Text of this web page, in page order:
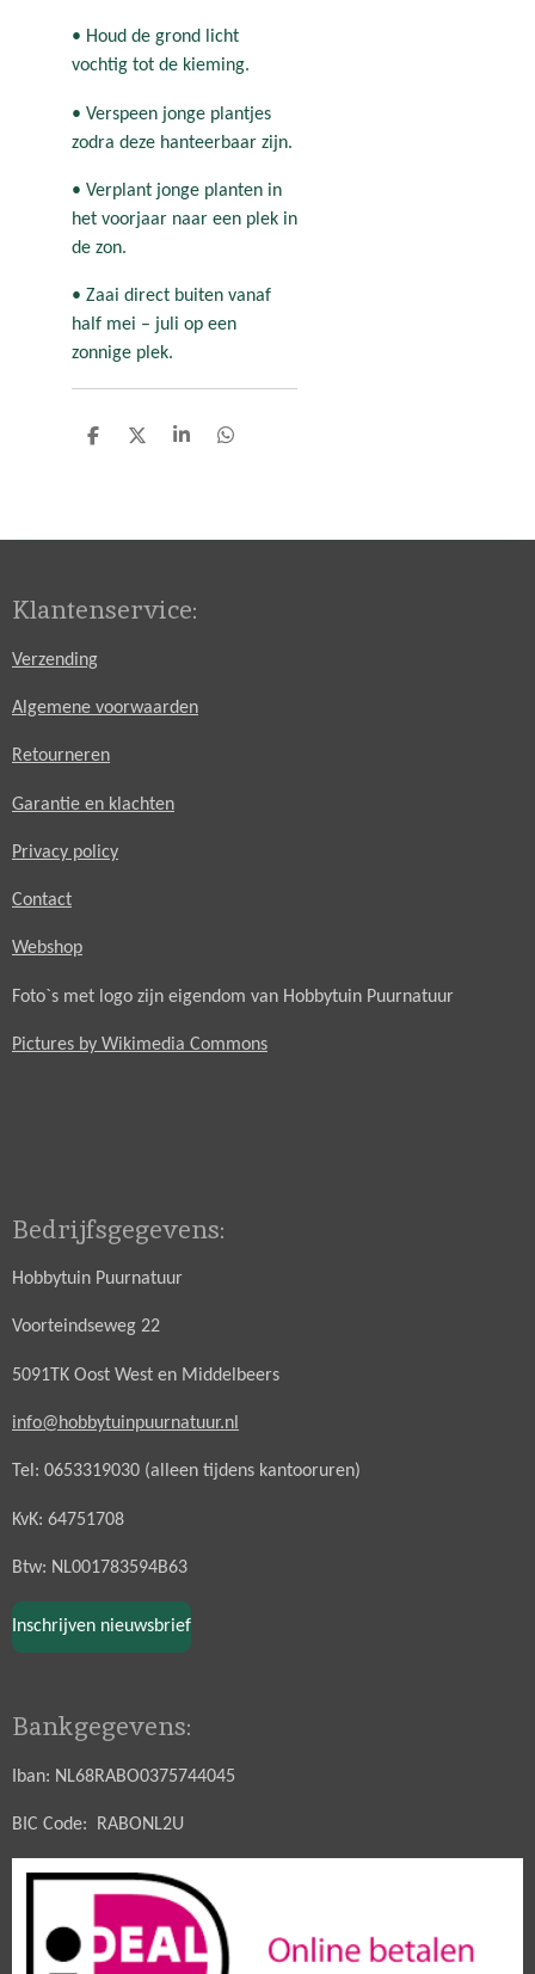
• Houd de grond licht
vochtig tot de kieming.
• Verspeen jonge plantjes
zodra deze hanteerbaar zijn.
• Verplant jonge planten in
het voorjaar naar een plek in
de zon.
• Zaai direct buiten vanaf
half mei – juli op een
zonnige plek.
D
D
S
D
Klantenservice:
Verzending
Algemene voorwaarden
Retourneren
Garantie en klachten
Privacy policy
Contact
Webshop
Foto`s met logo zijn eigendom van Hobbytuin Puurnatuur
Pictures by Wikimedia Commons
Bedrijfsgegevens:
Hobbytuin Puurnatuur
Voorteindseweg 22
5091TK Oost West en Middelbeers
info@hobbytuinpuurnatuur.nl
Tel: 0653319030 (alleen tijdens kantooruren)
KvK: 64751708
Btw: NL001783594B63
Inschrijven nieuwsbrief
Bankgegevens:
Iban: NL68RABO0375744045
BIC Code: RABONL2U